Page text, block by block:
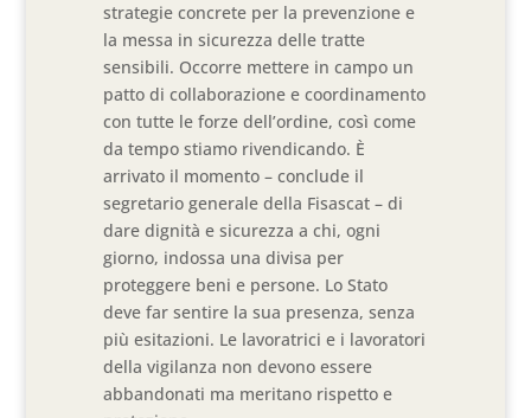
strategie concrete per la prevenzione e
la messa in sicurezza delle tratte
sensibili. Occorre mettere in campo un
patto di collaborazione e coordinamento
con tutte le forze dell’ordine, così come
da tempo stiamo rivendicando. È
arrivato il momento – conclude il
segretario generale della Fisascat – di
dare dignità e sicurezza a chi, ogni
giorno, indossa una divisa per
proteggere beni e persone. Lo Stato
deve far sentire la sua presenza, senza
più esitazioni. Le lavoratrici e i lavoratori
della vigilanza non devono essere
abbandonati ma meritano rispetto e